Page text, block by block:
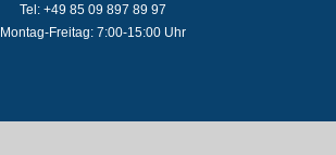
Tel: +49 85 09 897 89 97
Montag-Freitag: 7:00-15:00 Uhr